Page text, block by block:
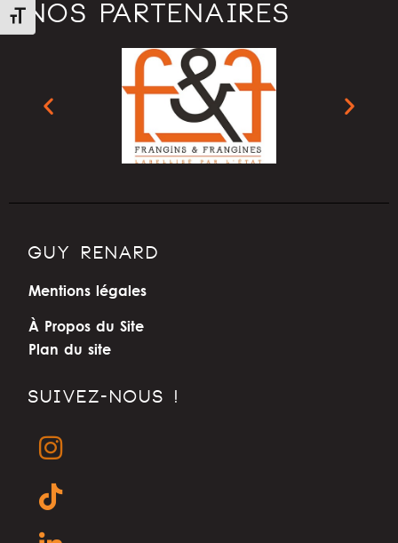
Changer la taille de la police
NOS PARTENAIRES
GUY RENARD
Mentions légales
À Propos du Site
Plan du site
SUIVEZ-NOUS !